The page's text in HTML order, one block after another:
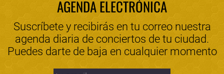
AGENDA ELECTRÓNICA
Suscríbete y recibirás en tu correo nuestra
agenda diaria de conciertos de tu ciudad.
Puedes darte de baja en cualquier momento